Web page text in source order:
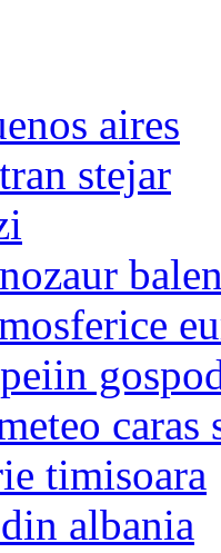
aires
stejar
timisoara
albania